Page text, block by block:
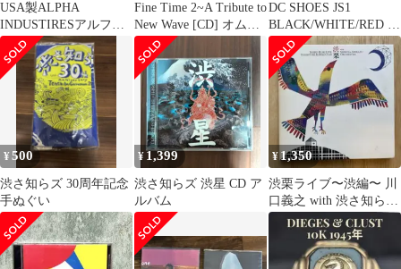
USA製ALPHA
INDUSTIRESアルファ
社 フライトジャケット
渋グレー
Fine Time 2~A Tribute to
New Wave [CD] オムニ
バス? 渋さ知らズ?
downy? RECK?
WRENCH? ゆらゆら帝
国? OTOMO
YOSHIHIDE’s NEW…
DC SHOES JS1
BLACK/WHITE/RED ス
ケートボード スケボー
シューズ ジョン シャナ
ハン
¥500
渋さ知らズ 30周年記念
手ぬぐい
¥1,399
渋さ知らズ 渋星 CD ア
ルバム
¥ 1,350
渋栗ライブ〜渋編〜 川
口義之 with 渋さ知らズ
オーケストラ 【DVD】